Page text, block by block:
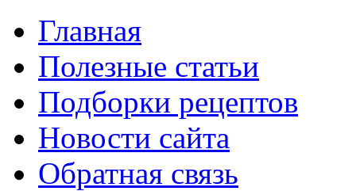
Главная
Полезные статьи
Подборки рецептов
Новости сайта
Обратная связь